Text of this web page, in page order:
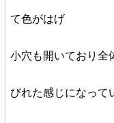
て色がはげ
小穴も開いており全
びれた感じになって